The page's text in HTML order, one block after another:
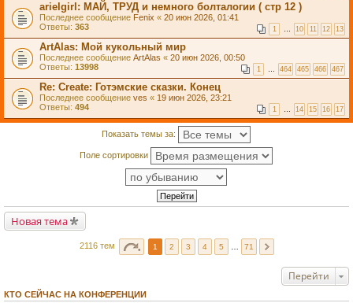
arielgirl: МАЙ, ТРУД и немного болталогии ( стр 12 )
Последнее сообщение Fenix « 20 июн 2026, 01:41
Ответы: 363 1 … 10 11 12 13
ArtAlas: Мой кукольный мир
Последнее сообщение ArtAlas « 20 июн 2026, 00:50
Ответы: 13998 1 … 464 465 466 467
Re: Create: Готэмские сказки. Конец
Последнее сообщение ves « 19 июн 2026, 23:21
Ответы: 494 1 … 14 15 16 17
Показать темы за:
Поле сортировки
Новая тема
2116 тем 1 2 3 4 5 71
Перейти
КТО СЕЙЧАС НА КОНФЕРЕНЦИИ